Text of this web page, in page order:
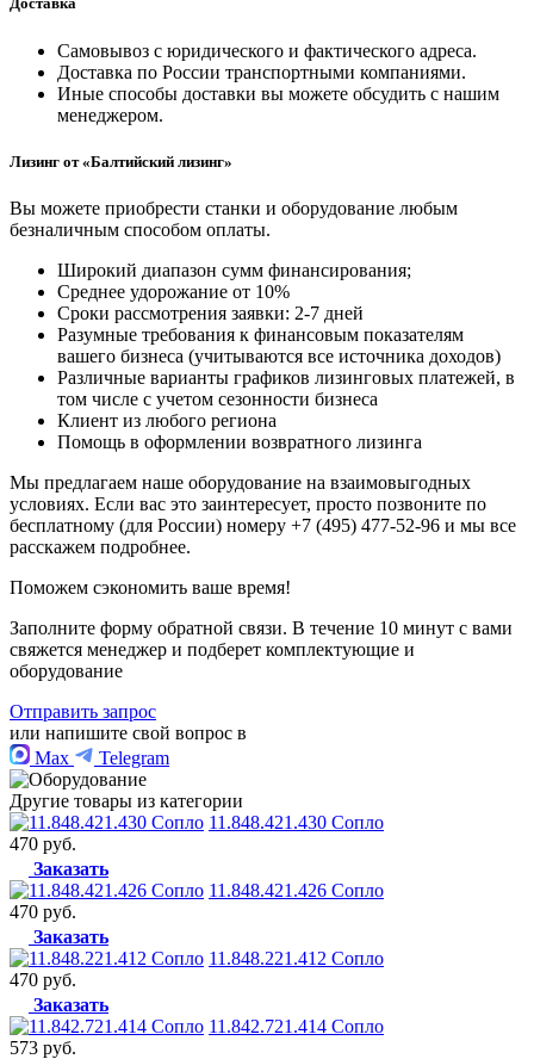
Самовывоз с юридического и фактического адреса.
Доставка по России транспортными компаниями.
Иные способы доставки вы можете обсудить с нашим
менеджером.
Лизинг от «Балтийский лизинг»
Вы можете приобрести станки и оборудование любым
безналичным способом оплаты.
Широкий диапазон сумм финансирования;
Среднее удорожание от 10%
Сроки рассмотрения заявки: 2-7 дней
Разумные требования к финансовым показателям
вашего бизнеса (учитываются все источника доходов)
Различные варианты графиков лизинговых платежей, в
том числе с учетом сезонности бизнеса
Клиент из любого региона
Помощь в оформлении возвратного лизинга
Мы предлагаем наше оборудование на взаимовыгодных
условиях. Если вас это заинтересует, просто позвоните по
бесплатному (для России) номеру +7 (495) 477-52-96 и мы все
расскажем подробнее.
Поможем сэкономить ваше время!
Заполните форму обратной связи. В течение 10 минут с вами
свяжется менеджер и подберет комплектующие и
оборудование
Отправить запрос
или напишите свой вопрос в
Max
Telegram
Другие товары из категории
11.848.421.430 Сопло
470 руб.
Заказать
11.848.421.426 Сопло
470 руб.
Заказать
11.848.221.412 Сопло
470 руб.
Заказать
11.842.721.414 Сопло
573 руб.